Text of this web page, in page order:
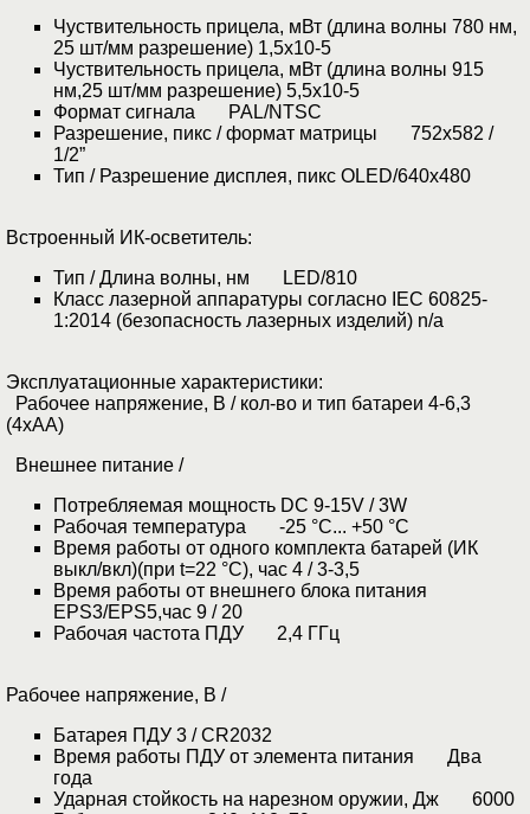
Чуствительность прицела, мВт (длина волны 780 нм,
25 шт/мм разрешение) 1,5x10-5
Чуствительность прицела, мВт (длина волны 915
нм,25 шт/мм разрешение) 5,5x10-5
Формат сигнала PAL/NTSC
Разрешение, пикс / формат матрицы 752x582 /
1/2”
Тип / Разрешение дисплея, пикс OLED/640x480
Встроенный ИК-осветитель:
Тип / Длина волны, нм LED/810
Класс лазерной аппаратуры согласно IEC 60825-
1:2014 (безопасность лазерных изделий) n/a
Эксплуатационные характеристики:
Рабочее напряжение, В / кол-во и тип батареи 4-6,3
(4xAA)
Внешнее питание /
Потребляемая мощность DC 9-15V / 3W
Рабочая температура -25 °C... +50 °C
Время работы от одного комплекта батарей (ИК
выкл/вкл)(при t=22 °C), час 4 / 3-3,5
Время работы от внешнего блока питания
EPS3/EPS5,час 9 / 20
Рабочая частота ПДУ 2,4 ГГц
Рабочее напряжение, В /
Батарея ПДУ 3 / CR2032
Время работы ПДУ от элемента питания Два
года
Ударная стойкость на нарезном оружии, Дж 6000